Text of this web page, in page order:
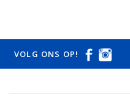
VOLG ONS OP!